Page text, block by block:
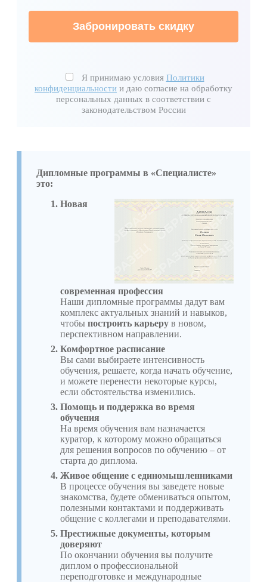
Забронировать скидку
Я принимаю условия Политики
конфиденциальности и даю согласие на обработку
персональных данных в соответствии с
законодательством России
Дипломные программы в «Специалисте»
это:
Новая
современная профессия
Наши дипломные программы дадут вам
комплекс актуальных знаний и навыков,
чтобы построить карьеру в новом,
перспективном направлении.
Комфортное расписание
Вы сами выбираете интенсивность
обучения, решаете, когда начать обучение,
и можете перенести некоторые курсы,
если обстоятельства изменились.
Помощь и поддержка во время
обучения
На время обучения вам назначается
куратор, к которому можно обращаться
для решения вопросов по обучению – от
старта до диплома.
Живое общение с единомышленниками
В процессе обучения вы заведете новые
знакомства, будете обмениваться опытом,
полезными контактами и поддерживать
общение с коллегами и преподавателями.
Престижные документы, которым
доверяют
По окончании обучения вы получите
диплом о профессиональной
переподготовке и международные